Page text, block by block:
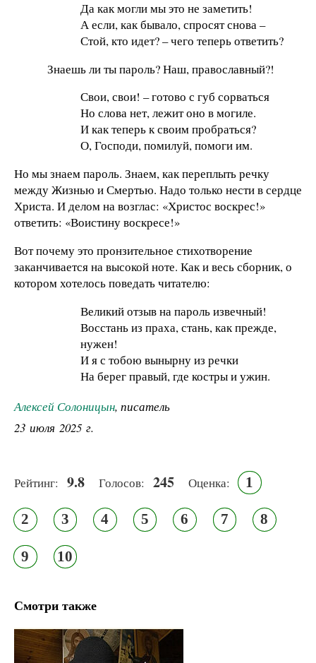
Да как могли мы это не заметить!
А если, как бывало, спросят снова –
Стой, кто идет? – чего теперь ответить?
Знаешь ли ты пароль? Наш, православный?!
Свои, свои! – готово с губ сорваться
Но слова нет, лежит оно в могиле.
И как теперь к своим пробраться?
О, Господи, помилуй, помоги им.
Но мы знаем пароль. Знаем, как переплыть речку
между Жизнью и Смертью. Надо только нести в сердце
Христа. И делом на возглас: «Христос воскрес!»
ответить: «Воистину воскресе!»
Вот почему это пронзительное стихотворение
заканчивается на высокой ноте. Как и весь сборник, о
котором хотелось поведать читателю:
Великий отзыв на пароль извечный!
Восстань из праха, стань, как прежде,
нужен!
И я с тобою вынырну из речки
На берег правый, где костры и ужин.
Алексей Солоницын, писатель
23 июля 2025 г.
Рейтинг: 9.8 Голосов: 245 Оценка: 1
2 3 4 5 6 7 8
9 10
Смотри также